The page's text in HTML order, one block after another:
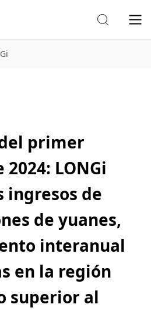
primer
LONGi
ingresos de
de yuanes,
interanual
en la región
superior al